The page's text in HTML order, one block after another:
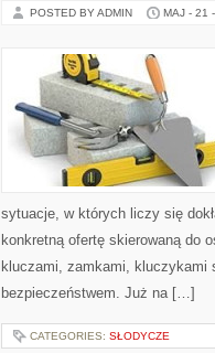
POSTED BY ADMIN MAJ - 21
sytuacje, w których liczy się
konkretną ofertę skierowaną do
kluczami, zamkami, kluczykami
bezpieczeństwem. Już na […]
CATEGORIES: SŁODYCZE